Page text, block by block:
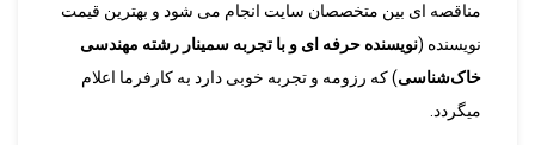
مناقصه ای بین متخصصان سایت انجام می شود و بهترین قیمت
نویسنده (نویسنده حرفه ای و با تجربه سمینار رشته مهندسی
خاک‌شناسی) که رزومه و تجربه خوبی دارد به کارفرما اعلام
میگردد.